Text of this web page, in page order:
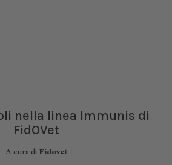
nella linea Immunis di
FidOVet
A cura di Fidovet